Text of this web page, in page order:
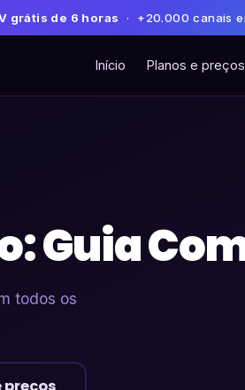
grátis de 6 horas · +20.000 canais
Início Planos e preços
Guia
todos os